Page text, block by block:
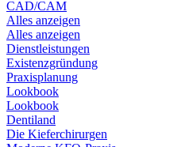
CAD/CAM
Alles anzeigen
Alles anzeigen
Dienstleistungen
Existenzgründung
Praxisplanung
Lookbook
Lookbook
Dentiland
Die Kieferchirurgen